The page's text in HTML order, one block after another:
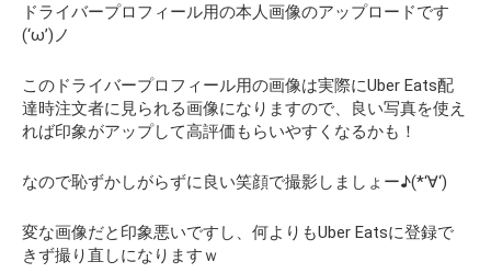
ドライバープロフィール用の本人画像のアップロードです
(‘ω’)ノ
このドライバープロフィール用の画像は実際にUber Eats配
達時注文者に見られる画像になりますので、良い写真を使え
れば印象がアップして高評価もらいやすくなるかも！
なので恥ずかしがらずに良い笑顔で撮影しましょー♪(*‘∀‘)
変な画像だと印象悪いですし、何よりもUber Eatsに登録で
きず撮り直しになりますｗ